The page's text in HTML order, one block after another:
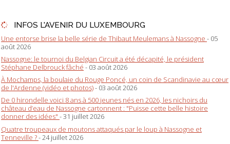
INFOS L'AVENIR DU LUXEMBOURG
Une entorse brise la belle série de Thibaut Meulemans à Nassogne - 05
août 2026
Nassogne: le tournoi du Belgian Circuit a été décapité, le président
Stéphane Delbrouck fâché - 03 août 2026
À Mochamps, la boulaie du Rouge Poncé, un coin de Scandinavie au cœur
de l'Ardenne (vidéo et photos)- 03 août 2026
De 0 hirondelle voici 8 ans à 500 jeunes nés en 2026, les nichoirs du
château d’eau de Nassogne cartonnent : "Puisse cette belle histoire
donner des idées" - 31 juillet 2026
Quatre troupeaux de moutons attaqués par le loup à Nassogne et
Tenneville ?- 24 juillet 2026